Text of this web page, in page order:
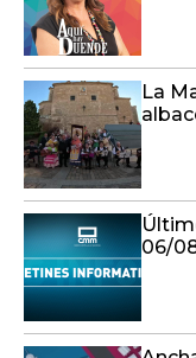
La
06/